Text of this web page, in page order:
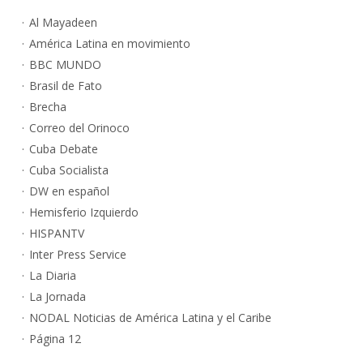
Al Mayadeen
América Latina en movimiento
BBC MUNDO
Brasil de Fato
Brecha
Correo del Orinoco
Cuba Debate
Cuba Socialista
DW en español
Hemisferio Izquierdo
HISPANTV
Inter Press Service
La Diaria
La Jornada
NODAL Noticias de América Latina y el Caribe
Página 12